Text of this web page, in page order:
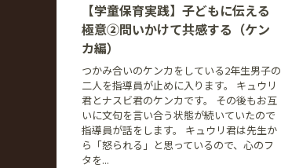
【学童保育実践】子どもに伝える
極意②問いかけて共感する（ケン
カ編）
つかみ合いのケンカをしている2年生男子の
二人を指導員が止めに入ります。 キュウリ
君とナスビ君のケンカです。 その後もお互
いに文句を言い合う状態が続いていたので
指導員が話をします。 キュウリ君は先生か
ら「怒られる」と思っているので、心のフ
タを...